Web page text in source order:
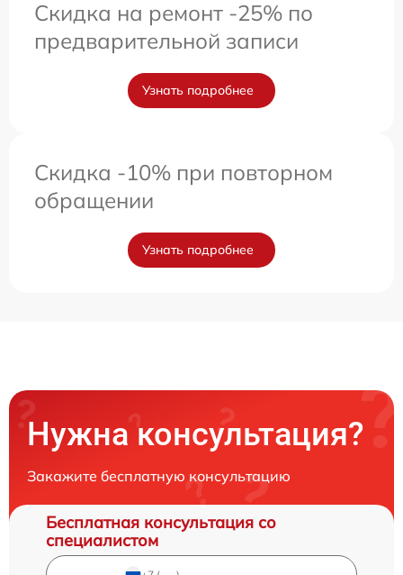
Скидка на ремонт -25% по
предварительной записи
Узнать подробнее
Скидка -10% при повторном
обращении
Узнать подробнее
Нужна консультация?
Закажите бесплатную консультацию
Бесплатная консультация со
специалистом